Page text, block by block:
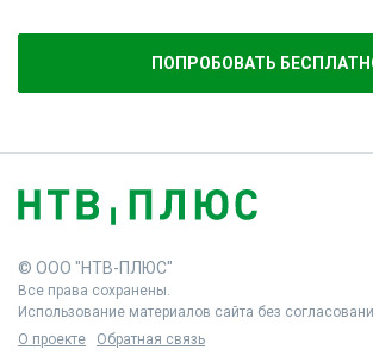
ПОПРОБОВАТЬ
© ООО "НТВ-ПЛЮС"
Все права сохранены.
Использование материалов сайта без
О проекте
Обратная связь